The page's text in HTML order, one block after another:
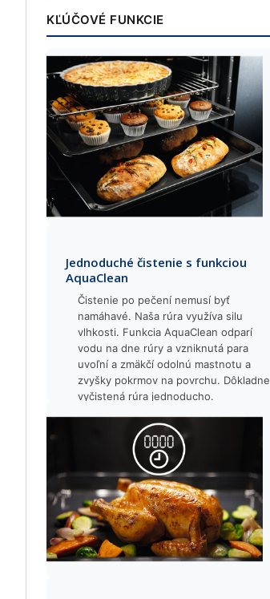
KĽÚČOVÉ FUNKCIE
Jednoduché čistenie s funkciou
AquaClean
Čistenie po pečení nemusí byť
namáhavé. Naša rúra využíva silu
vlhkosti. Funkcia AquaClean odparí
vodu na dne rúry a vzniknutá para
uvoľní a zmäkčí odolnú mastnotu a
zvyšky pokrmov na povrchu. Dôkladne
vyčistená rúra jednoducho.